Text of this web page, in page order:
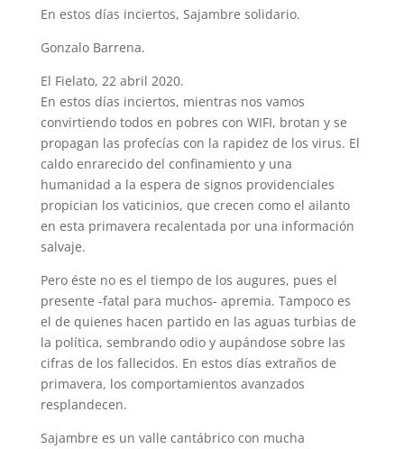
En estos días inciertos, Sajambre solidario.
Gonzalo Barrena.
El Fielato, 22 abril 2020.
En estos días inciertos, mientras nos vamos
convirtiendo todos en pobres con WIFI, brotan y se
propagan las profecías con la rapidez de los virus. El
caldo enrarecido del confinamiento y una
humanidad a la espera de signos providenciales
propician los vaticinios, que crecen como el ailanto
en esta primavera recalentada por una información
salvaje.
Pero éste no es el tiempo de los augures, pues el
presente -fatal para muchos- apremia. Tampoco es
el de quienes hacen partido en las aguas turbias de
la política, sembrando odio y aupándose sobre las
cifras de los fallecidos. En estos días extraños de
primavera, los comportamientos avanzados
resplandecen.
Sajambre es un valle cantábrico con mucha